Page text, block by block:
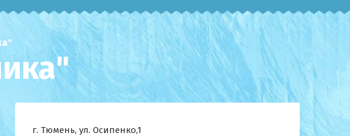
г. Тюмень, ул. Осипенко,1